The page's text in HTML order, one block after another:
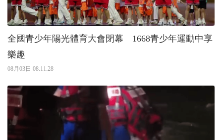
全國青少年陽光體育大會閉幕 1668青少年運動中享
樂趣
08月03日 08:11:28